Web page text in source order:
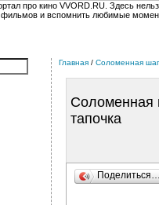
про кино VVORD.RU. Здесь
фильмов и вспомнить любимые
Главная / Соломенная
Соломенная
тапочка